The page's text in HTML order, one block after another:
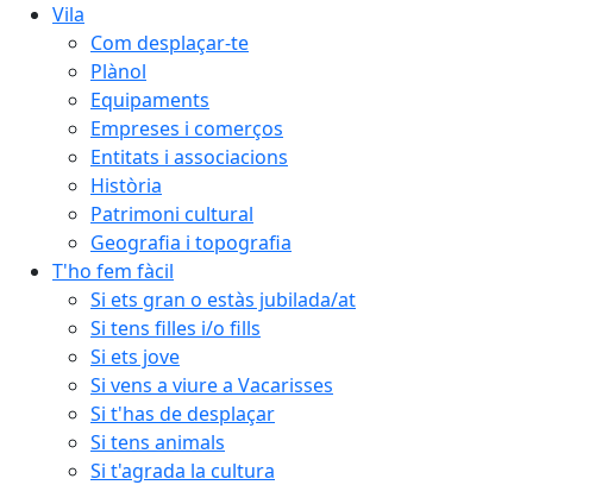
Vila
Com desplaçar-te
Plànol
Equipaments
Empreses i comerços
Entitats i associacions
Història
Patrimoni cultural
Geografia i topografia
T'ho fem fàcil
Si ets gran o estàs jubilada/at
Si tens filles i/o fills
Si ets jove
Si vens a viure a Vacarisses
Si t'has de desplaçar
Si tens animals
Si t'agrada la cultura